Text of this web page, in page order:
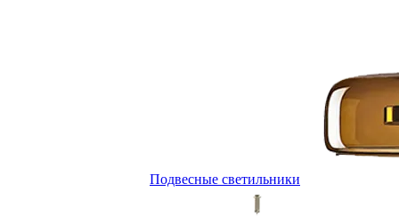
Подвесные светильники